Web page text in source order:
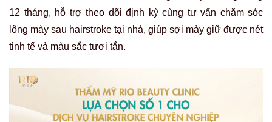
12 tháng, hỗ trợ theo dõi định kỳ cùng tư vấn chăm sóc
lông mày sau hairstroke tại nhà, giúp sợi mày giữ được nét
tinh tế và màu sắc tươi tắn.